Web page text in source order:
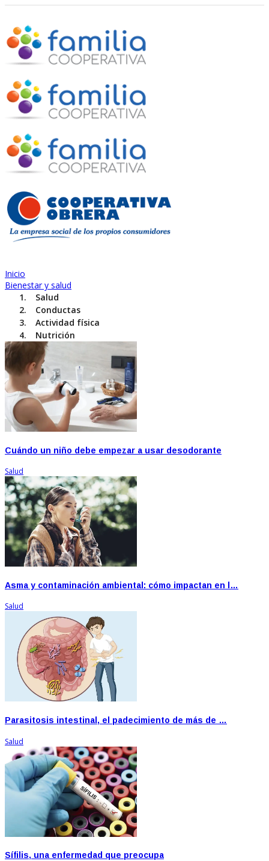
Inicio
Bienestar y salud
Salud
Conductas
Actividad física
Nutrición
Cuándo un niño debe empezar a usar desodorante
Salud
Asma y contaminación ambiental: cómo impactan en l…
Salud
Parasitosis intestinal, el padecimiento de más de …
Salud
Sífilis, una enfermedad que preocupa